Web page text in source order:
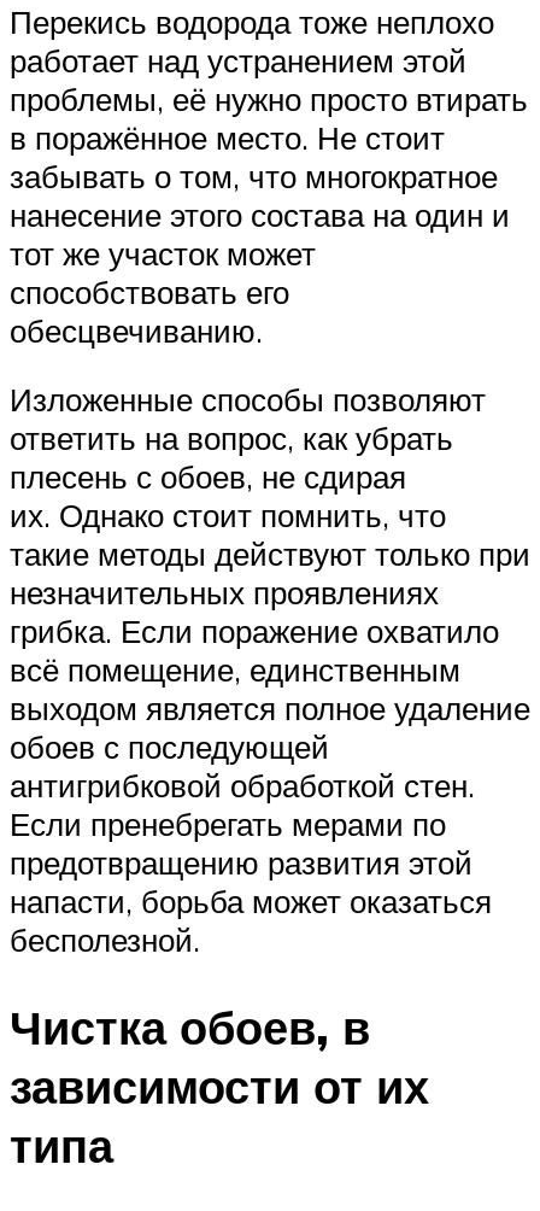
Перекись водорода тоже неплохо
работает над устранением этой
проблемы, её нужно просто втирать
в поражённое место. Не стоит
забывать о том, что многократное
нанесение этого состава на один и
тот же участок может
способствовать его
обесцвечиванию.
Изложенные способы позволяют
ответить на вопрос, как убрать
плесень с обоев, не сдирая
их. Однако стоит помнить, что
такие методы действуют только при
незначительных проявлениях
грибка. Если поражение охватило
всё помещение, единственным
выходом является полное удаление
обоев с последующей
антигрибковой обработкой стен.
Если пренебрегать мерами по
предотвращению развития этой
напасти, борьба может оказаться
бесполезной.
Чистка обоев, в
зависимости от их
типа